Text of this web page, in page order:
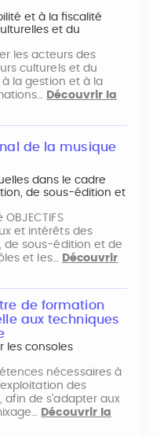
et à la fiscalité
et du
les acteurs des
culturels et du
à la gestion et à la
Découvrir la
de la musique
dans le cadre
de sous-édition et
et intérêts des
de sous-édition et de
et les…
Découvrir
de formation
aux techniques
les consoles
nécessaires à
des
de s’adapter aux
Découvrir la